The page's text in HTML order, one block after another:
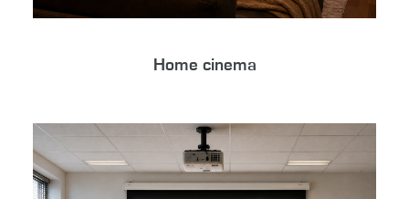
Home cinema